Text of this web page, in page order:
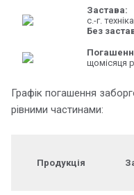
Застава:
с.-г.
Без
щомісяця
Графік погашення
рівними частинами:
Продукція